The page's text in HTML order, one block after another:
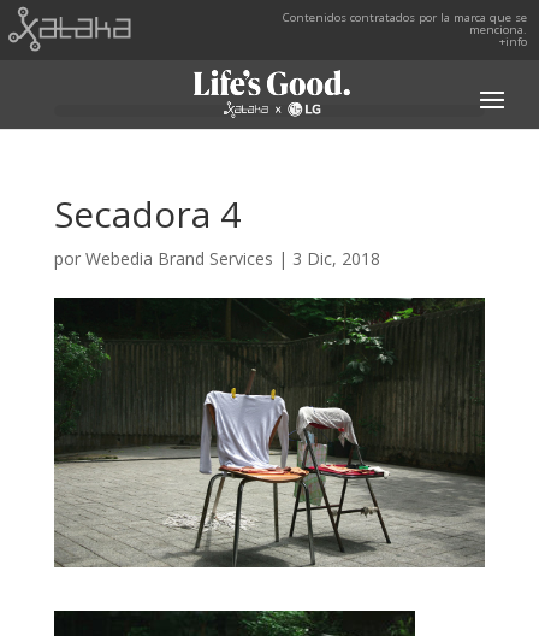
Contenidos contratados por la marca que se
menciona.
+info
Secadora 4
por Webedia Brand Services | 3 Dic, 2018